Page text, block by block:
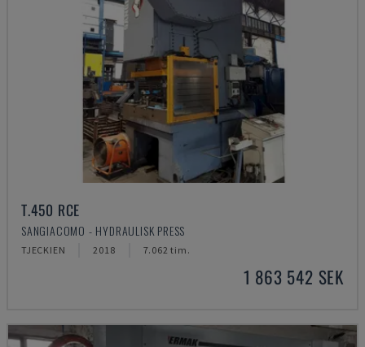
T.450 RCE
SANGIACOMO - HYDRAULISK PRESS
TJECKIEN 2018 7.062 tim.
1 863 542 SEK